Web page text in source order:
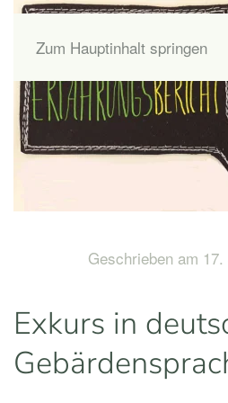
Zum Hauptinhalt springen
Geschrieben am
Exkurs in